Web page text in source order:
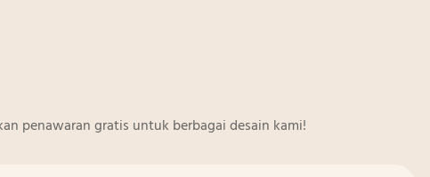
penawaran gratis untuk berbagai desain kami!